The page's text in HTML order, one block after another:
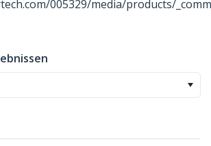
005329/media/products/